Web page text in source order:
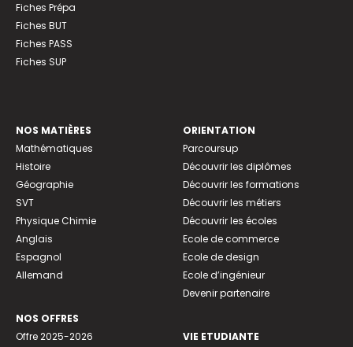
Fiches Prépa
Fiches BUT
Fiches PASS
Fiches SUP
NOS MATIÈRES
Mathématiques
Histoire
Géographie
SVT
Physique Chimie
Anglais
Espagnol
Allemand
NOS OFFRES
Offre 2025-2026
ORIENTATION
Parcoursup
Découvrir les diplômes
Découvrir les formations
Découvrir les métiers
Découvrir les écoles
Ecole de commerce
Ecole de design
Ecole d’ingénieur
Devenir partenaire
VIE ETUDIANTE